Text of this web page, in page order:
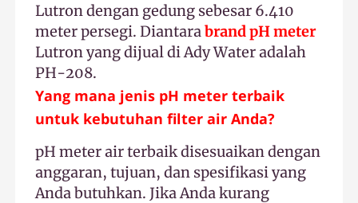
Lutron dengan gedung sebesar 6.410
meter persegi. Diantarabrand pH meter
Lutron yang dijual di Ady Water adalah
PH-208.
Yang mana jenis pH meterterbaik
untuk kebutuhan filter air Anda?
pH meter air terbaik disesuaikan dengan
anggaran, tujuan, dan spesifikasi yang
Anda butuhkan. Jika Anda kurang